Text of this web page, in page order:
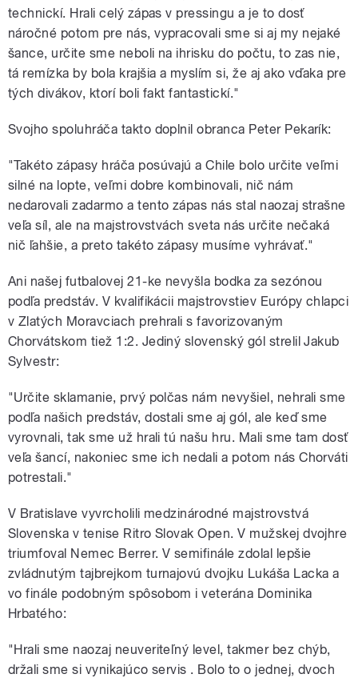
technickí. Hrali celý zápas v pressingu a je to dosť
náročné potom pre nás, vypracovali sme si aj my nejaké
šance, určite sme neboli na ihrisku do počtu, to zas nie,
tá remízka by bola krajšia a myslím si, že aj ako vďaka pre
tých divákov, ktorí boli fakt fantastickí."
Svojho spoluhráča takto doplnil obranca Peter Pekarík:
"Takéto zápasy hráča posúvajú a Chile bolo určite veľmi
silné na lopte, veľmi dobre kombinovali, nič nám
nedarovali zadarmo a tento zápas nás stal naozaj strašne
veľa síl, ale na majstrovstvách sveta nás určite nečaká
nič ľahšie, a preto takéto zápasy musíme vyhrávať."
Ani našej futbalovej 21-ke nevyšla bodka za sezónou
podľa predstáv. V kvalifikácii majstrovstiev Európy chlapci
v Zlatých Moravciach prehrali s favorizovaným
Chorvátskom tiež 1:2. Jediný slovenský gól strelil Jakub
Sylvestr:
"Určite sklamanie, prvý polčas nám nevyšiel, nehrali sme
podľa našich predstáv, dostali sme aj gól, ale keď sme
vyrovnali, tak sme už hrali tú našu hru. Mali sme tam dosť
veľa šancí, nakoniec sme ich nedali a potom nás Chorváti
potrestali."
V Bratislave vyvrcholili medzinárodné majstrovstvá
Slovenska v tenise Ritro Slovak Open. V mužskej dvojhre
triumfoval Nemec Berrer. V semifinále zdolal lepšie
zvládnutým tajbrejkom turnajovú dvojku Lukáša Lacka a
vo finále podobným spôsobom i veterána Dominika
Hrbatého:
"Hrali sme naozaj neuveriteľný level, takmer bez chýb,
držali sme si vynikajúco servis . Bolo to o jednej, dvoch